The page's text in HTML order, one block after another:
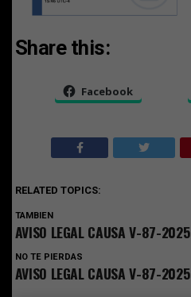
Share this:
Facebook
RELATED TOPICS:
TAMBIEN
AVISO LEGAL CAUSA V-87-2025
NO TE PIERDAS
AVISO LEGAL CAUSA V-87-2025